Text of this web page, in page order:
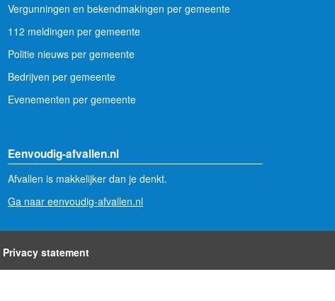
Vergunningen en bekendmakingen per gemeente
112 meldingen per gemeente
Politie nieuws per gemeente
Bedrijven per gemeente
Evenementen per gemeente
Eenvoudig-afvallen.nl
Afvallen is makkelijker dan je denkt.
Ga naar eenvoudig-afvallen.nl
Privacy statement